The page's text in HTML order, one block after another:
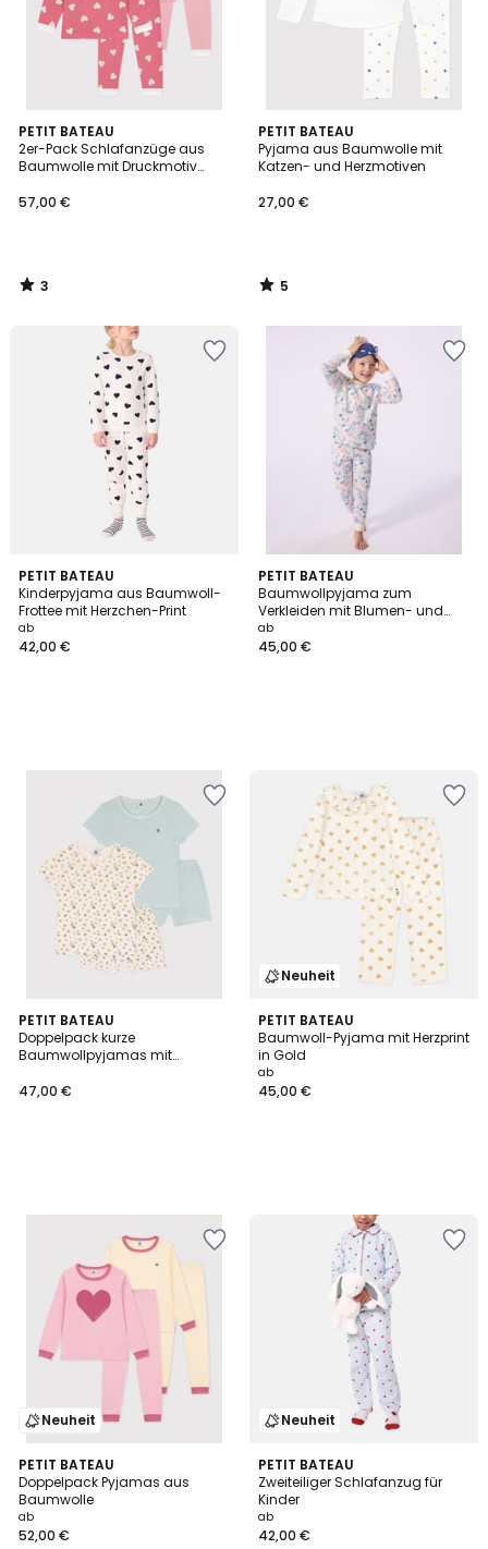
PETIT BATEAU
2er-Pack Schlafanzüge aus
Baumwolle mit Druckmotiv
57,00 €
3
/
5
3
/
PETIT BATEAU
Pyjama aus Baumwolle mit
Katzen- und Herzmotiven
27,00 €
5
/
5
5
/
PETIT BATEAU
Kinderpyjama aus Baumwoll-
Frottee mit Herzchen-Print
ab
42,00 €
PETIT BATEAU
Baumwollpyjama zum
Verkleiden mit Blumen- und
Tierprint
ab
45,00 €
PETIT BATEAU
Doppelpack kurze
Baumwollpyjamas mit
Streifen
47,00 €
Neuheit
PETIT BATEAU
Baumwoll-Pyjama mit Herzprint
in Gold
ab
45,00 €
Neuheit
PETIT BATEAU
Doppelpack Pyjamas aus
Baumwolle
ab
52,00 €
Neuheit
PETIT BATEAU
Zweiteiliger Schlafanzug für
Kinder
ab
42,00 €